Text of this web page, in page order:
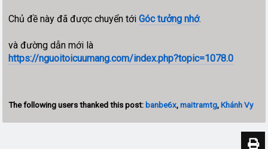
Chủ đề này đã được chuyển tớiGóc tưởng nhớ.
và đường dẫn mới là
https://nguoitoicuumang.com/index.php?topic=1078.0
The following users thanked this post:banbe6x,maitramtg,Khánh Vy